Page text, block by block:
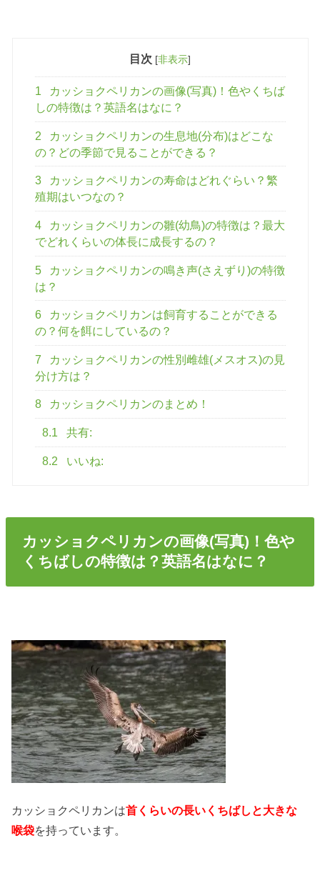
目次 [非表示]
1
カッショクペリカンの画像(写真)！色やくちば
しの特徴は？英語名はなに？
2
カッショクペリカンの生息地(分布)はどこな
の？どの季節で見ることができる？
3
カッショクペリカンの寿命はどれぐらい？繁
殖期はいつなの？
4
カッショクペリカンの雛(幼鳥)の特徴は？最大
でどれくらいの体長に成長するの？
5
カッショクペリカンの鳴き声(さえずり)の特徴
は？
6
カッショクペリカンは飼育することができる
の？何を餌にしているの？
7
カッショクペリカンの性別雌雄(メスオス)の見
分け方は？
8 カッショクペリカンのまとめ！
8.1 共有:
8.2 いいね:
カッショクペリカンの画像(写真)！色や
くちばしの特徴は？英語名はなに？
カッショクペリカンは首くらいの長いくちばしと大きな
喉袋を持っています。